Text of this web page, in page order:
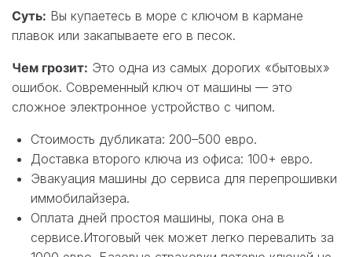
Суть: Вы купаетесь в море с ключом в кармане
плавок или закапываете его в песок.
Чем грозит: Это одна из самых дорогих «бытовых»
ошибок. Современный ключ от машины — это
сложное электронное устройство с чипом.
Стоимость дубликата: 200–500 евро.
Доставка второго ключа из офиса: 100+ евро.
Эвакуация машины до сервиса для перепрошивки
иммобилайзера.
Оплата дней простоя машины, пока она в
сервисе.Итоговый чек может легко перевалить за